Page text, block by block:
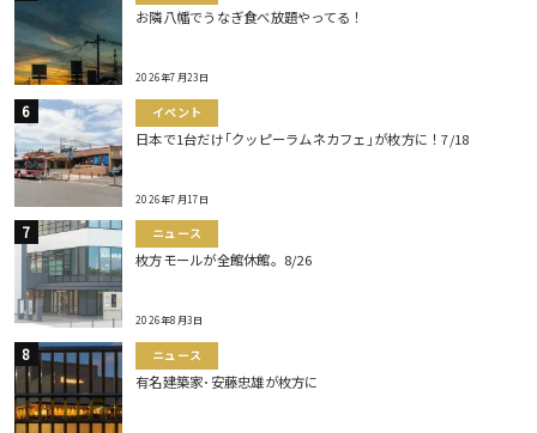
お隣八幡でうなぎ食べ放題やってる！
2026年7月23日
イベント
日本で1台だけ｢クッピーラムネカフェ｣が枚方に！7/18
2026年7月17日
ニュース
枚方モールが全館休館。8/26
2026年8月3日
ニュース
有名建築家･安藤忠雄が枚方に